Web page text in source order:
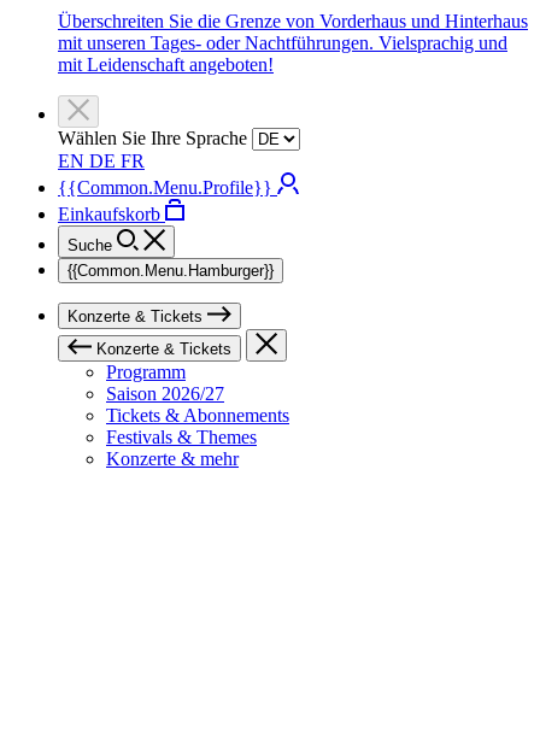
Überschreiten Sie die Grenze von Vorderhaus und Hinterhaus
mit unseren Tages- oder Nachtführungen. Vielsprachig und
mit Leidenschaft angeboten!
Wählen Sie Ihre Sprache
EN DE FR
{{Common.Menu.Profile}}
Einkaufskorb
Suche
{{Common.Menu.Hamburger}}
Konzerte & Tickets
Konzerte & Tickets
Programm
Saison 2026/27
Tickets & Abonnements
Festivals & Themes
Konzerte & mehr